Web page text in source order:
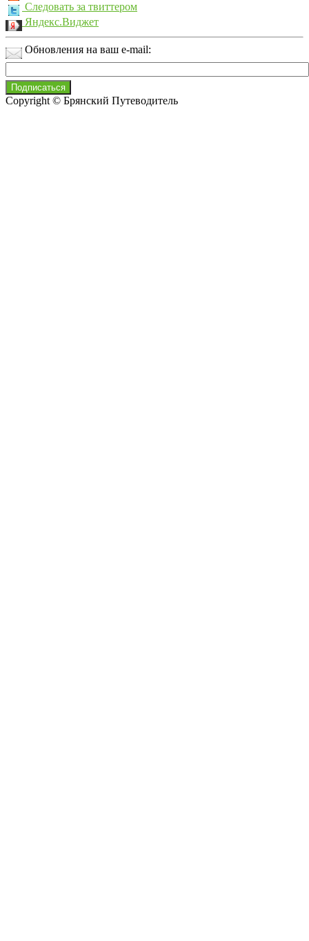
Следовать за твиттером
Яндекс.Виджет
Обновления на ваш e-mail:
Copyright © Брянский Путеводитель